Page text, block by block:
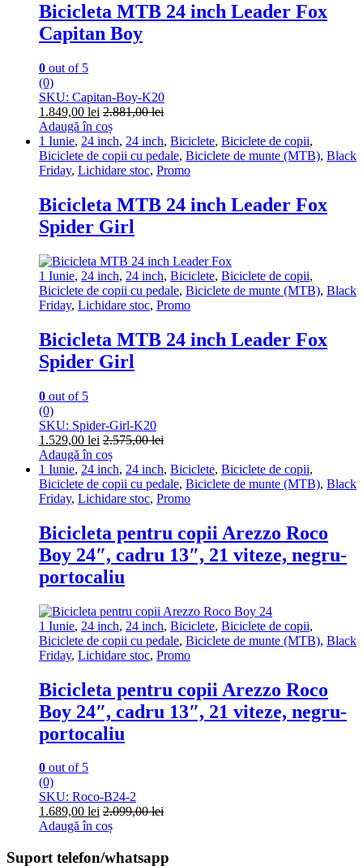
Bicicleta MTB 24 inch Leader Fox
Capitan Boy
0 out of 5
(0)
SKU: Capitan-Boy-K20
1.849,00 lei 2.881,00lei
Adaugă în coș
1 Iunie, 24 inch, 24 inch, Biciclete, Biciclete de copii,
Biciclete de copii cu pedale, Biciclete de munte (MTB), Black
Friday, Lichidare stoc, Promo
Bicicleta MTB 24 inch Leader Fox
Spider Girl
1 Iunie, 24 inch, 24 inch, Biciclete, Biciclete de copii,
Biciclete de copii cu pedale, Biciclete de munte (MTB), Black
Friday, Lichidare stoc, Promo
Bicicleta MTB 24 inch Leader Fox
Spider Girl
0 out of 5
(0)
SKU: Spider-Girl-K20
1.529,00 lei 2.575,00lei
Adaugă în coș
1 Iunie, 24 inch, 24 inch, Biciclete, Biciclete de copii,
Biciclete de copii cu pedale, Biciclete de munte (MTB), Black
Friday, Lichidare stoc, Promo
Bicicleta pentru copii Arezzo Roco
Boy 24″, cadru 13″, 21 viteze, negru-
portocaliu
1 Iunie, 24 inch, 24 inch, Biciclete, Biciclete de copii,
Biciclete de copii cu pedale, Biciclete de munte (MTB), Black
Friday, Lichidare stoc, Promo
Bicicleta pentru copii Arezzo Roco
Boy 24″, cadru 13″, 21 viteze, negru-
portocaliu
0 out of 5
(0)
SKU: Roco-B24-2
1.689,00 lei 2.099,00lei
Adaugă în coș
Suport telefon/whatsapp